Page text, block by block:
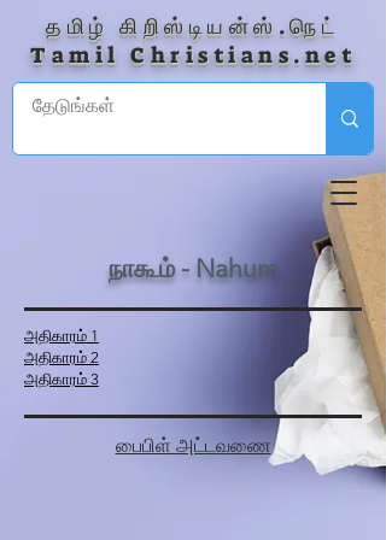
தமிழ் கிறிஸ்டியன்ஸ்.நெட்
Tamil Christians.net
நாகூம் - Nahum
அதிகாரம் 1
அதிகாரம் 2
அதிகாரம் 3
பைபிள் அட்டவணை